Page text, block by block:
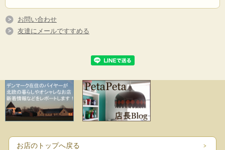
お問い合わせ
友達にメールですすめる
お店のトップへ戻る